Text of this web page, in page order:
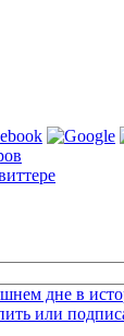
дне в
или